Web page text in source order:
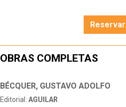
OBRAS COMPLETAS
BÉCQUER, GUSTAVO ADOLFO
Editorial: AGUILAR